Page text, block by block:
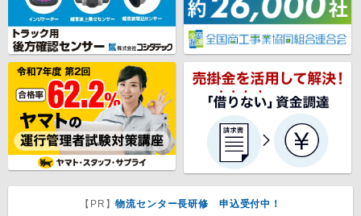
【PR】物流センター長研修 申込受付中！